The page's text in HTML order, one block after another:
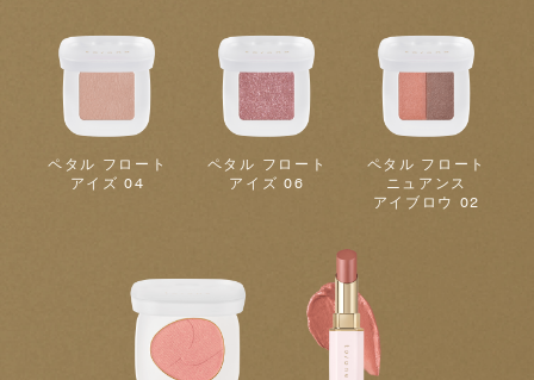
ペタル フロート
アイズ 04
ペタル フロート
アイズ 06
ペタル フロート
ニュアンス
アイブロウ 02